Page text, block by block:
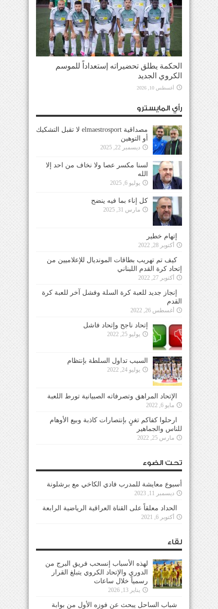
الحكمة يطلق تحضيراته إستعداداً للموسم
الكروي الجديد
أغسطس 10, 2026
رأي المايسترو
مصداقية elmaestrosport لا تقبل التشكيك
أو التوهين
ديسمبر 22, 2025
لسنا مكسر عصا ولا نخاف من احد إلا
الله
يوليو 6, 2025
كل إناء بما فيه ينضح
مارس 31, 2025
إتهام خطير
أكتوبر 28, 2022
كيف تم تهريب بطاقات المونديال للإعلاميين من
إتحاد كرة القدم اللبناني
أكتوبر 27, 2022
إنجاز جديد للعبة كرة السلة وفشل آخر للعبة كرة
القدم
أغسطس 26, 2022
إتحاد ناجح وإتحاد فاشل
يوليو 25, 2022
السبب تداول السلطة بإنتظام
يوليو 24, 2022
الإتحاد المراهق وتصرفاته الصبيانية تورط اللعبة
مايو 6, 2022
ارحلوا كفاكم تغنٍ بإنتصارات كاذبة وبيع الأوهام
للناس والجماهير
مارس 25, 2022
تحت الضوء
أسبوع معايشة للمدرب فادي الكاخي مع برشلونة
ديسمبر 11, 2023
الحداد معلقاً على القناة العراقية الرياضية الرابعة
أكتوبر 6, 2021
لقاء
لهذه الأسباب إنسحب فريق البرج من
الدوري والإتحاد الكروي يتبلغ القرار
رسمياً خلال ساعات
يناير 13, 2026
شباب الساحل يبحث عن فوزه الأول من بوابة